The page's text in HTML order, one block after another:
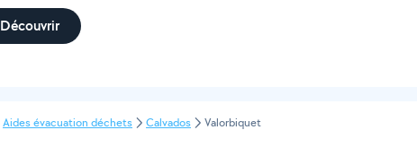
Découvrir
Aides évacuation déchets Calvados Valorbiquet